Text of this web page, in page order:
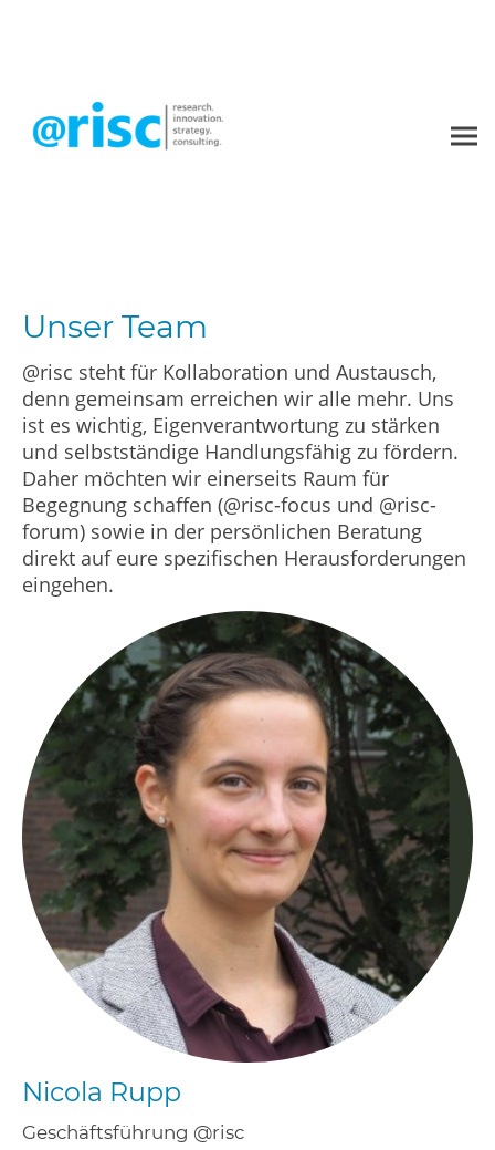
Unser Team
@risc steht für Kollaboration und Austausch,
denn gemeinsam erreichen wir alle mehr. Uns
ist es wichtig, Eigenverantwortung zu stärken
und selbstständige Handlungsfähig zu fördern.
Daher möchten wir einerseits Raum für
Begegnung schaffen (@risc-focus und @risc-
forum) sowie in der persönlichen Beratung
direkt auf eure spezifischen Herausforderungen
eingehen.
Nicola Rupp
Geschäftsführung @risc